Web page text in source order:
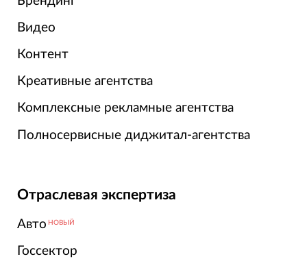
Видео
Контент
Креативные агентства
Комплексные рекламные агентства
Полносервисные диджитал-агентства
Отраслевая экспертиза
Авто НОВЫЙ
Госсектор